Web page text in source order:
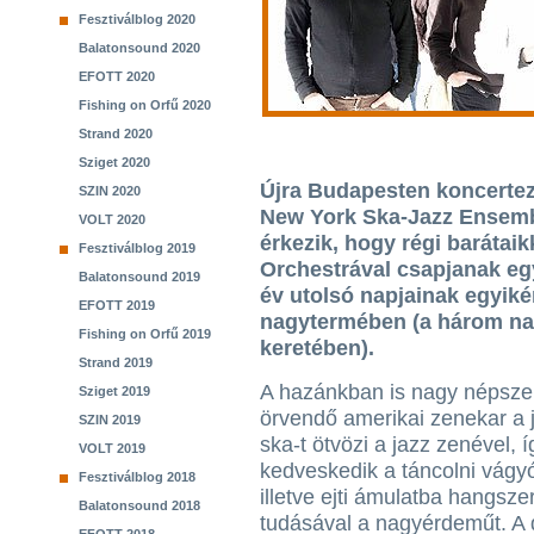
Fesztiválblog 2020
Balatonsound 2020
EFOTT 2020
Fishing on Orfű 2020
Strand 2020
Sziget 2020
SZIN 2020
VOLT 2020
Fesztiválblog 2019
Balatonsound 2019
EFOTT 2019
Fishing on Orfű 2019
Strand 2019
Sziget 2019
SZIN 2019
VOLT 2019
Fesztiválblog 2018
Balatonsound 2018
Újra Budapesten
New York Ska-Jazz
érkezik, hogy régi
Orchestrával csapjanak
év utolsó napjainak
nagytermében (a három
keretében).
A hazánkban is nagy
örvendő amerikai zenekar a
ska-t ötvözi a jazz zenével,
kedveskedik a táncolni
illetve ejti ámulatba
tudásával a nagyérdeműt. A